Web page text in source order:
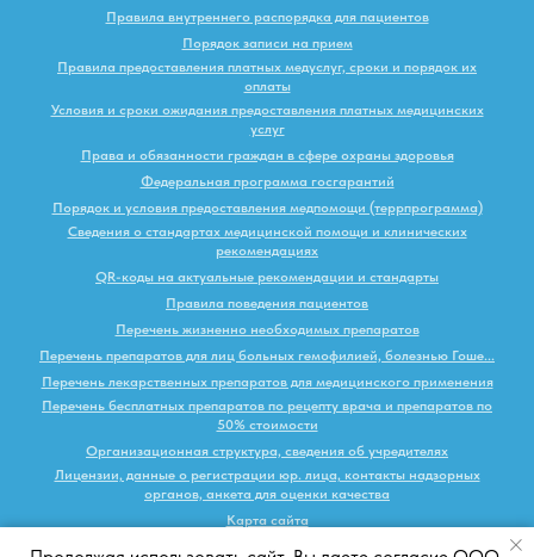
Правила внутреннего распорядка для пациентов
Порядок записи на прием
Правила предоставления платных медуслуг, сроки и порядок их
оплаты
Условия и сроки ожидания предоставления платных медицинских
услуг
Права и обязанности граждан в сфере охраны здоровья
Федеральная программа госгарантий
Порядок и условия предоставления медпомощи (террпрограмма)
Сведения о стандартах медицинской помощи и клинических
рекомендациях
QR-коды на актуальные рекомендации и стандарты
Правила поведения пациентов
Перечень жизненно необходимых препаратов
Перечень препаратов для лиц больных гемофилией, болезнью Гоше...
Перечень лекарственных препаратов для медицинского применения
Перечень бесплатных препаратов по рецепту врача и препаратов по
50% стоимости
Организационная структура, сведения об учредителях
Лицензии, данные о регистрации юр. лица, контакты надзорных
органов, анкета для оценки качества
Карта сайта